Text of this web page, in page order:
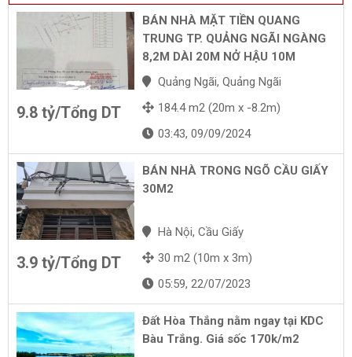
9.8 tỷ/Tổng DT
BÁN NHÀ MẶT TIỀN QUANG
TRUNG TP. QUẢNG NGÃI NGÀNG
8,2M DÀI 20M NỞ HẬU 10M
Quảng Ngãi, Quảng Ngãi
184.4 m2 (20m x -8.2m)
03:43, 09/09/2024
3.9 tỷ/Tổng DT
BÁN NHÀ TRONG NGÕ CẦU GIẤY
30M2
Hà Nội, Cầu Giấy
30 m2 (10m x 3m)
05:59, 22/07/2023
Đất Hòa Thắng nằm ngay tại KDC
Bàu Trắng. Giá sốc 170k/m2